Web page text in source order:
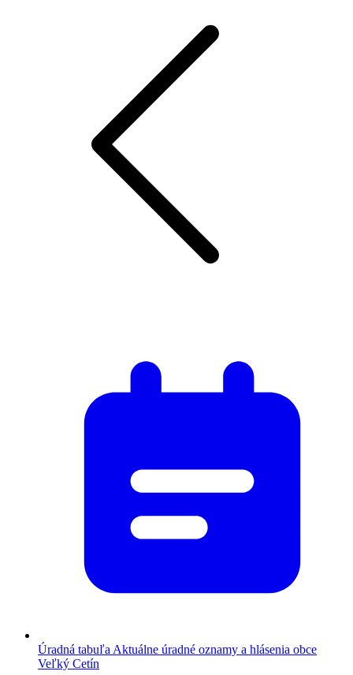
Úradná tabuľa Aktuálne úradné oznamy a hlásenia obce
Veľký Cetín